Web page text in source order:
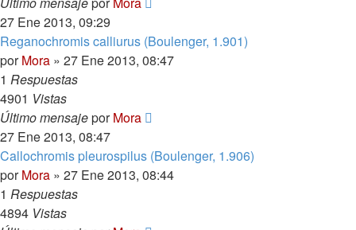
27 Ene 2013, 09:29
Reganochromis calliurus (Boulenger, 1.901)
porMora » 27 Ene 2013, 08:47
1 Respuestas
4901 Vistas
Último mensajeporMora
27 Ene 2013, 08:47
Callochromis pleurospilus (Boulenger, 1.906)
porMora » 27 Ene 2013, 08:44
1 Respuestas
4894 Vistas